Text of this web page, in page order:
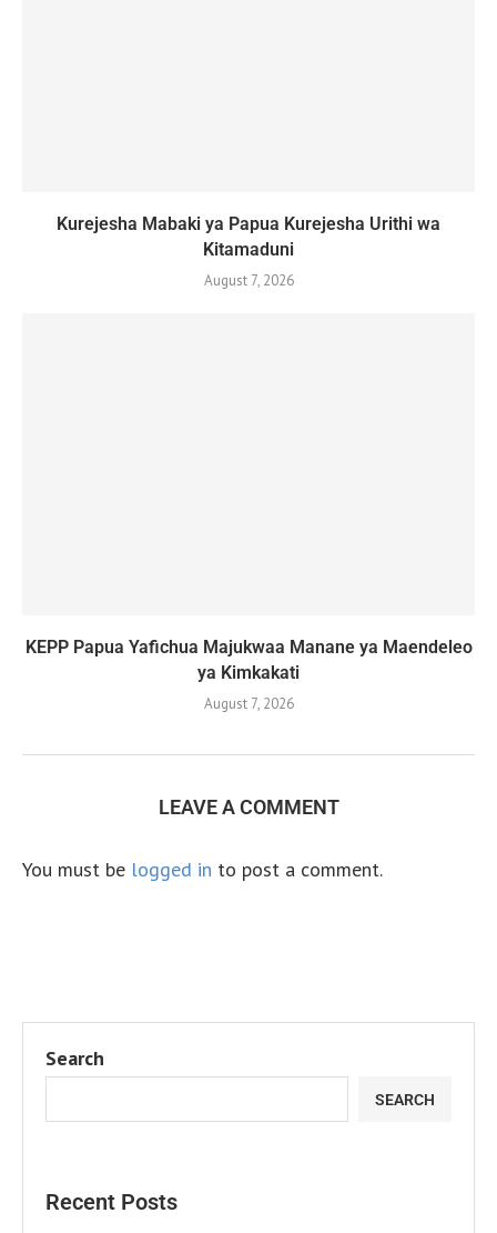
Kurejesha Mabaki ya Papua Kurejesha Urithi wa
Kitamaduni
August 7, 2026
KEPP Papua Yafichua Majukwaa Manane ya Maendeleo
ya Kimkakati
August 7, 2026
LEAVE A COMMENT
You must be logged in to post a comment.
Search
SEARCH
Recent Posts